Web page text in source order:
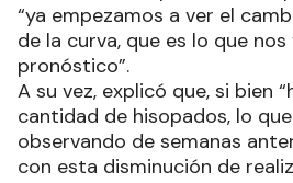
“ya empezamos a ver el
de la curva, que es lo que
pronóstico”.
A su vez, explicó que, si bien
cantidad de hisopados, lo
observando de semanas
con esta disminución de